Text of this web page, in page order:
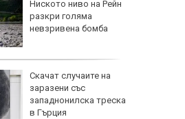
Ниското ниво на Рейн
разкри голяма
невзривена бомба
Скачат случаите на
заразени със
западнонилска треска
в Гърция